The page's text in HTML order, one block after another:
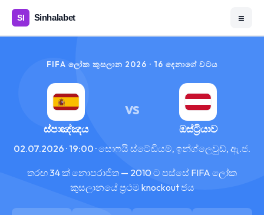
☰
FIFA ලෝක කුසලාන 2026 · 16 දෙනාගේ වටය
ස්පාඤ්ඤය
VS
ඔස්ට්‍රියාව
02.07.2026 · 19:00 · සොෆයි ස්ටේඩියම්, ඉන්ග්ලෙවුඩ්, ඇ.ජ.
තරඟ 34 ක් නොපරාජිත — 2010 ට පස්සේ FIFA ලෝක
කුසලානයේ ප්‍රථම knockout ජය